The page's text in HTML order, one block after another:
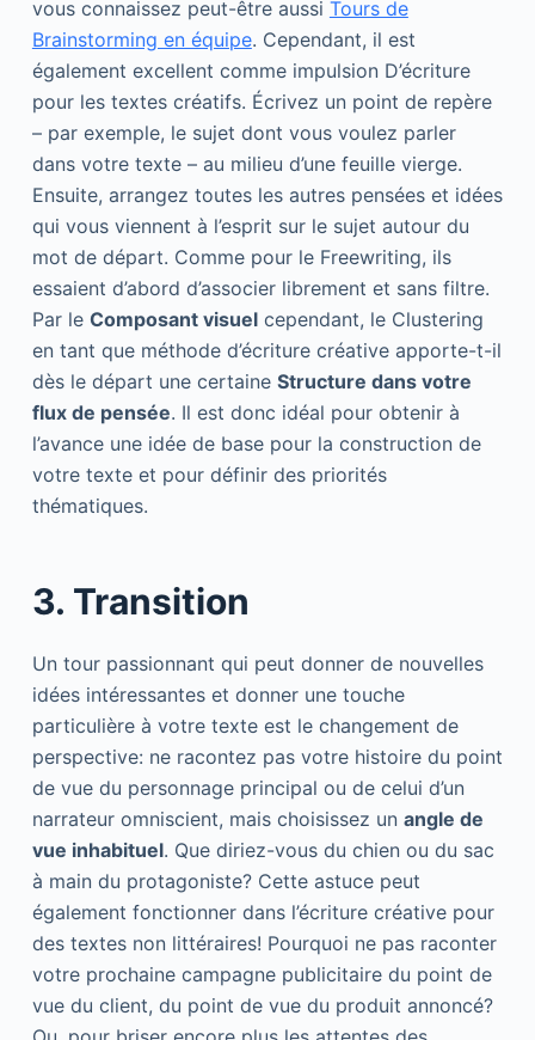
vous connaissez peut-être aussi Tours de
Brainstorming en équipe. Cependant, il est
également excellent comme impulsion D’écriture
pour les textes créatifs. Écrivez un point de repère
– par exemple, le sujet dont vous voulez parler
dans votre texte – au milieu d’une feuille vierge.
Ensuite, arrangez toutes les autres pensées et idées
qui vous viennent à l’esprit sur le sujet autour du
mot de départ. Comme pour le Freewriting, ils
essaient d’abord d’associer librement et sans filtre.
Par le Composant visuelcependant, le Clustering
en tant que méthode d’écriture créative apporte-t-il
dès le départ une certaine Structure dans votre
flux de pensée. Il est donc idéal pour obtenir à
l’avance une idée de base pour la construction de
votre texte et pour définir des priorités
thématiques.
3. Transition
Un tour passionnant qui peut donner de nouvelles
idées intéressantes et donner une touche
particulière à votre texte est le changement de
perspective: ne racontez pas votre histoire du point
de vue du personnage principal ou de celui d’un
narrateur omniscient, mais choisissez un angle de
vue inhabituel. Que diriez-vous du chien ou du sac
à main du protagoniste? Cette astuce peut
également fonctionner dans l’écriture créative pour
des textes non littéraires! Pourquoi ne pas raconter
votre prochaine campagne publicitaire du point de
vue du client, du point de vue du produit annoncé?